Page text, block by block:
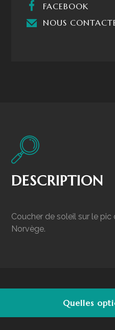
FACEBOOK
NOUS
DESCRIPTION
Coucher de soleil sur le pic
Norvège.
Quelles